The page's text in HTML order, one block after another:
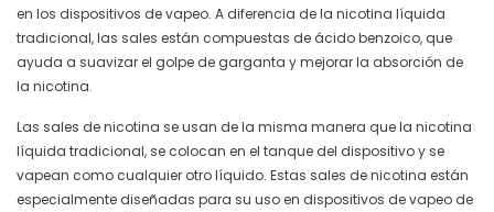
en los dispositivos de vapeo. A diferencia de la nicotina líquida
tradicional, las sales están compuestas de ácido benzoico, que
ayuda a suavizar el golpe de garganta y mejorar la absorción de
la nicotina.
Las sales de nicotina se usan de la misma manera que la nicotina
líquida tradicional, se colocan en el tanque del dispositivo y se
vapean como cualquier otro líquido. Estas sales de nicotina están
especialmente diseñadas para su uso en dispositivos de vapeo de